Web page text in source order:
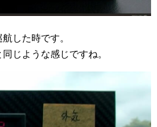
した時です。
じような感じですね。